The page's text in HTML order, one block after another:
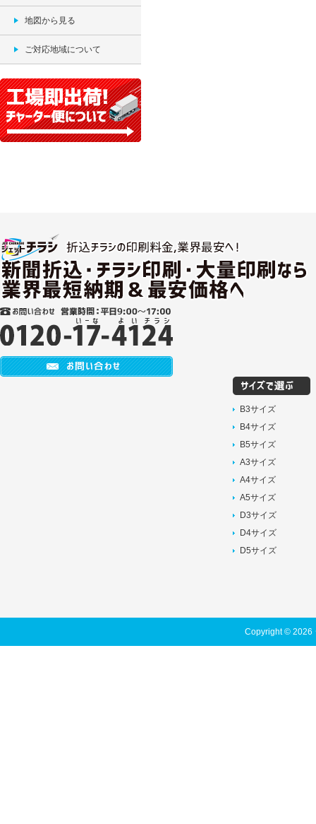
地図から見る
ご対応地域について
B3サイズ
B4サイズ
B5サイズ
A3サイズ
A4サイズ
A5サイズ
D3サイズ
D4サイズ
D5サイズ
Copyright © 2026